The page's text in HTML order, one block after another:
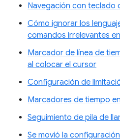
Navegación con teclado
Cómo ignorar los
comandos irrelevantes
Marcador de línea de
al colocar el cursor
Configuración de
Marcadores de tiempo
Seguimiento de pila de
Se movió la